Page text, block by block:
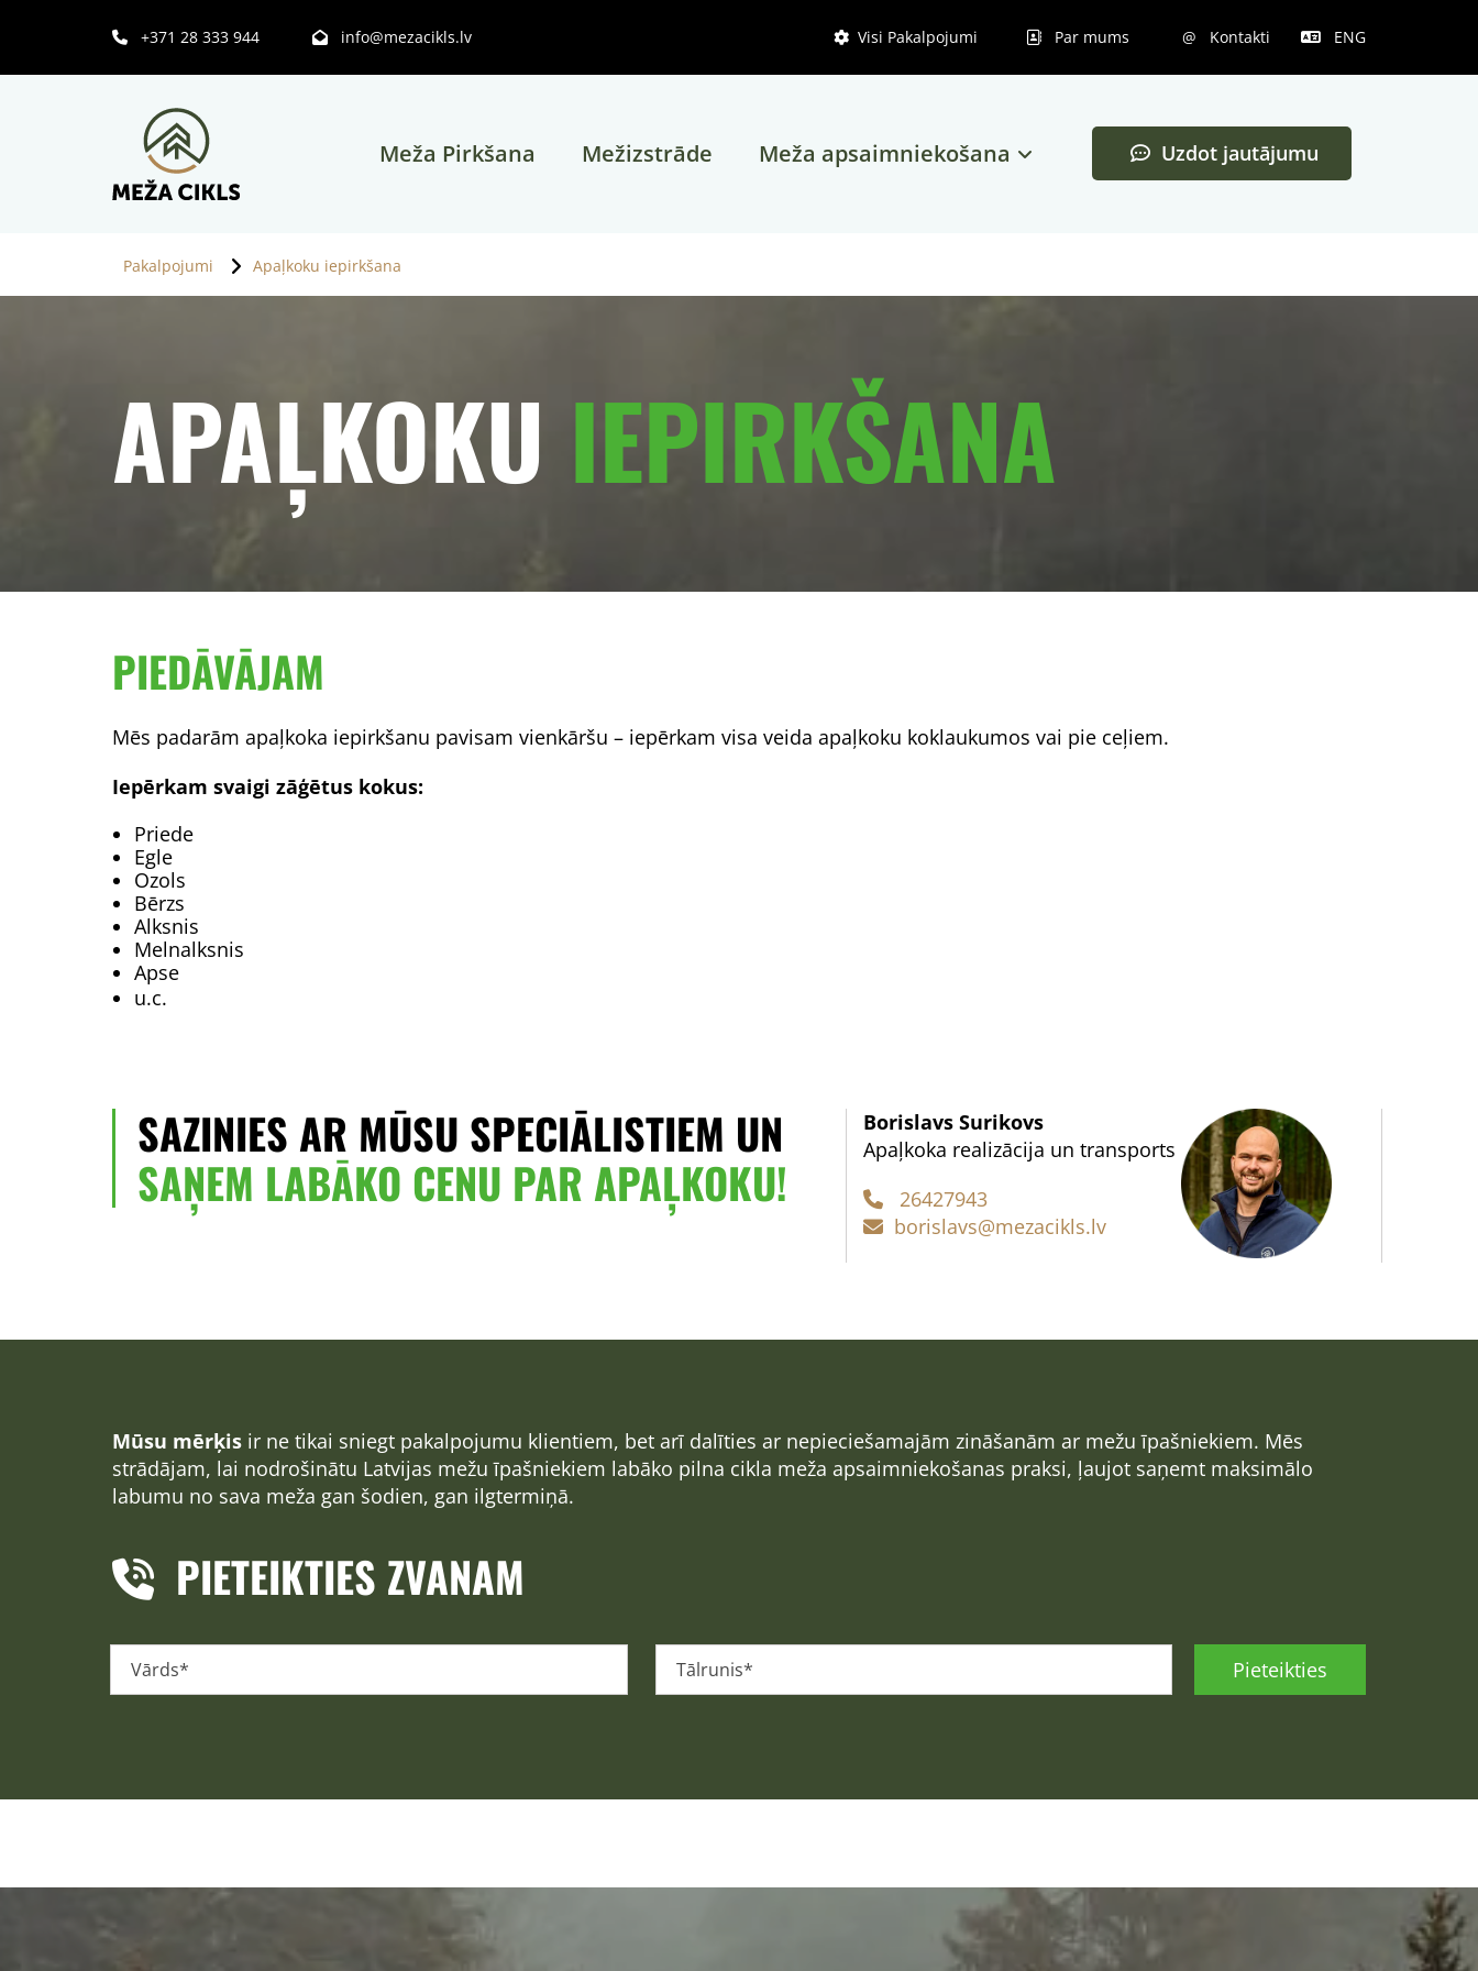
 +371 28 333 944  info@mezacikls.lv Visi Pakalpojumi Par mums @ Kontakti  ENG
Meža Pirkšana Mežizstrāde Meža apsaimniekošana Uzdot jautājumu
Pakalpojumi Apaļkoku iepirkšana
APAĻKOKU IEPIRKŠANA
PIEDĀVĀJAM
Mēs padarām apaļkoka iepirkšanu pavisam vienkāršu – iepērkam visa veida apaļkoku koklaukumos vai pie ceļiem.
Iepērkam svaigi zāģētus kokus:
Priede
Egle
Ozols
Bērzs
Alksnis
Melnalksnis
Apse
u.c.
SAZINIES AR MŪSU SPECIĀLISTIEM UN
SAŅEM LABĀKO CENU PAR APAĻKOKU!
Borislavs Surikovs
Apaļkoka realizācija un transports
 26427943
 borislavs@mezacikls.lv
Mūsu mērķis ir ne tikai sniegt pakalpojumu klientiem, bet arī dalīties ar nepieciešamajām zināšanām ar mežu īpašniekiem. Mēs
strādājam, lai nodrošinātu Latvijas mežu īpašniekiem labāko pilna cikla meža apsaimniekošanas praksi, ļaujot saņemt maksimālo
labumu no sava meža gan šodien, gan ilgtermiņā.
 PIETEIKTIES ZVANAM